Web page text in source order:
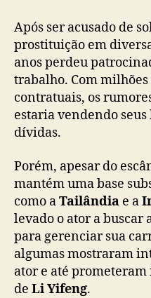
Após ser acusado de
prostituição em
anos perdeu
trabalho. Com
contratuais, os
estaria vendendo
dívidas.
Porém, apesar do
mantém uma base
como aTailândia e a
levado o ator a buscar
para gerenciar sua
algumas mostraram
ator e até
de Li Yifeng.